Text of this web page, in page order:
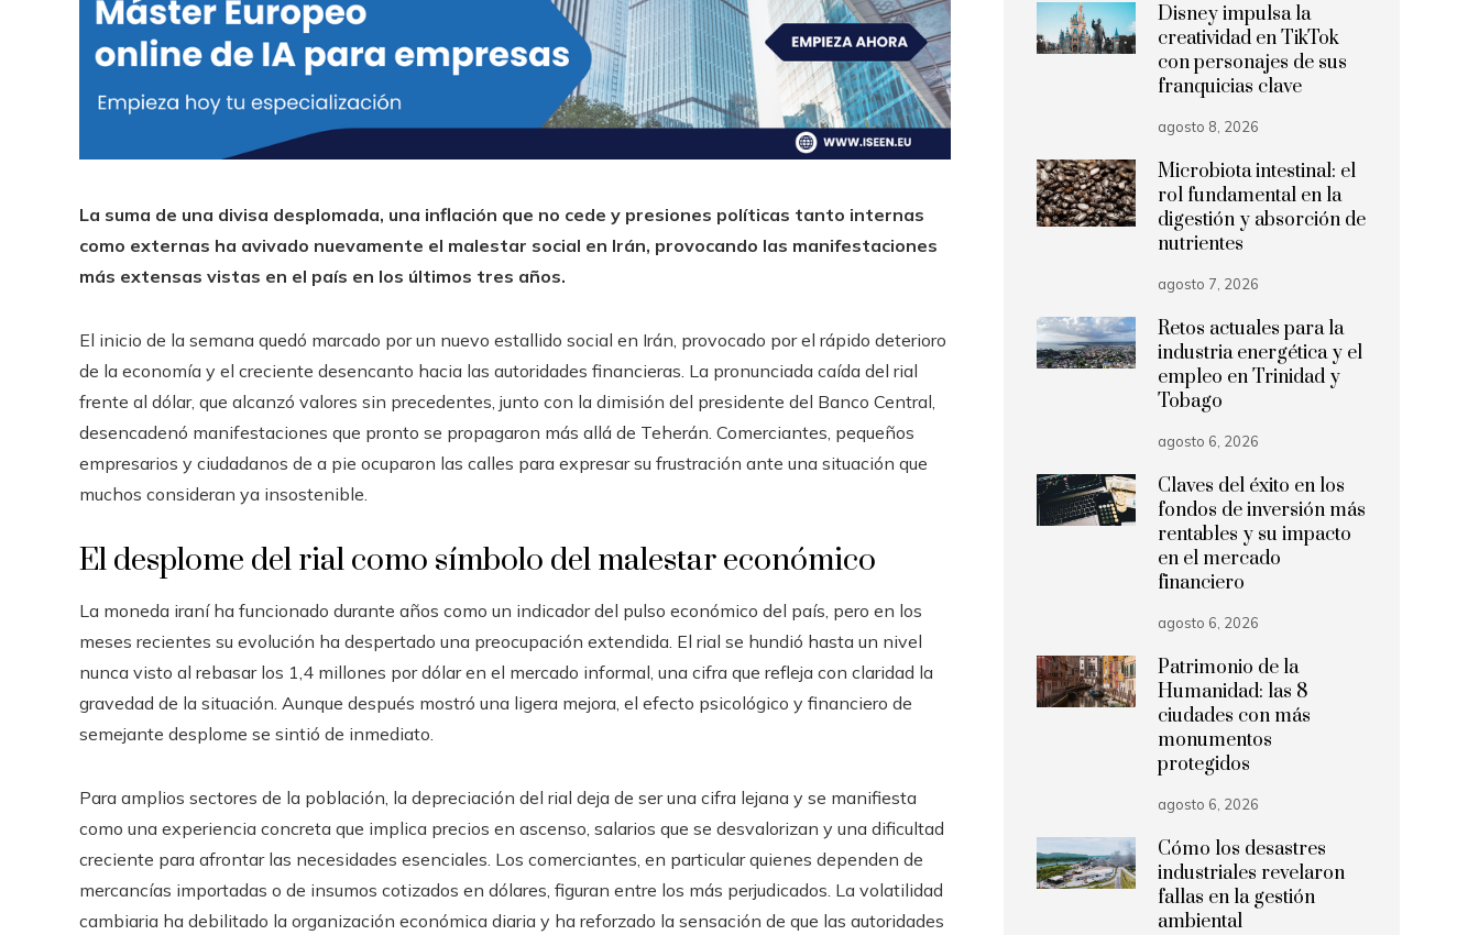
La suma de una divisa desplomada, una inflación que no cede y presiones políticas tanto internas
como externas ha avivado nuevamente el malestar social en Irán, provocando las manifestaciones
más extensas vistas en el país en los últimos tres años.
El inicio de la semana quedó marcado por un nuevo estallido social en Irán, provocado por el rápido deterioro
de la economía y el creciente desencanto hacia las autoridades financieras. La pronunciada caída del rial
frente al dólar, que alcanzó valores sin precedentes, junto con la dimisión del presidente del Banco Central,
desencadenó manifestaciones que pronto se propagaron más allá de Teherán. Comerciantes, pequeños
empresarios y ciudadanos de a pie ocuparon las calles para expresar su frustración ante una situación que
muchos consideran ya insostenible.
El desplome del rial como símbolo del malestar económico
La moneda iraní ha funcionado durante años como un indicador del pulso económico del país, pero en los
meses recientes su evolución ha despertado una preocupación extendida. El rial se hundió hasta un nivel
nunca visto al rebasar los 1,4 millones por dólar en el mercado informal, una cifra que refleja con claridad la
gravedad de la situación. Aunque después mostró una ligera mejora, el efecto psicológico y financiero de
semejante desplome se sintió de inmediato.
Para amplios sectores de la población, la depreciación del rial deja de ser una cifra lejana y se manifiesta
como una experiencia concreta que implica precios en ascenso, salarios que se desvalorizan y una dificultad
creciente para afrontar las necesidades esenciales. Los comerciantes, en particular quienes dependen de
mercancías importadas o de insumos cotizados en dólares, figuran entre los más perjudicados. La volatilidad
cambiaria ha debilitado la organización económica diaria y ha reforzado la sensación de que las autoridades
Disney impulsa la
creatividad en TikTok
con personajes de sus
franquicias clave
agosto 8, 2026
Microbiota intestinal: el
rol fundamental en la
digestión y absorción de
nutrientes
agosto 7, 2026
Retos actuales para la
industria energética y el
empleo en Trinidad y
Tobago
agosto 6, 2026
Claves del éxito en los
fondos de inversión más
rentables y su impacto
en el mercado
financiero
agosto 6, 2026
Patrimonio de la
Humanidad: las 8
ciudades con más
monumentos
protegidos
agosto 6, 2026
Cómo los desastres
industriales revelaron
fallas en la gestión
ambiental